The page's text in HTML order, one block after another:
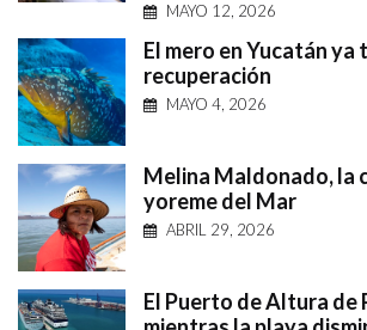
MAYO 12, 2026
El mero en Yucatán ya
recuperación
MAYO 4, 2026
Melina Maldonado, la
yoreme del Mar
ABRIL 29, 2026
El Puerto de Altura de